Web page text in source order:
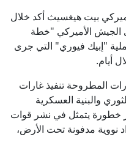
بيت هيغسيث أكد خلال
الأميركي "خطة
"إبيك فيوري" التي جرى
أيام.
المطروحة تنفيذ غارات
والبنية العسكرية
خطورة يتمثل في نشر قوات
نووية مدفونة تحت الأرض،